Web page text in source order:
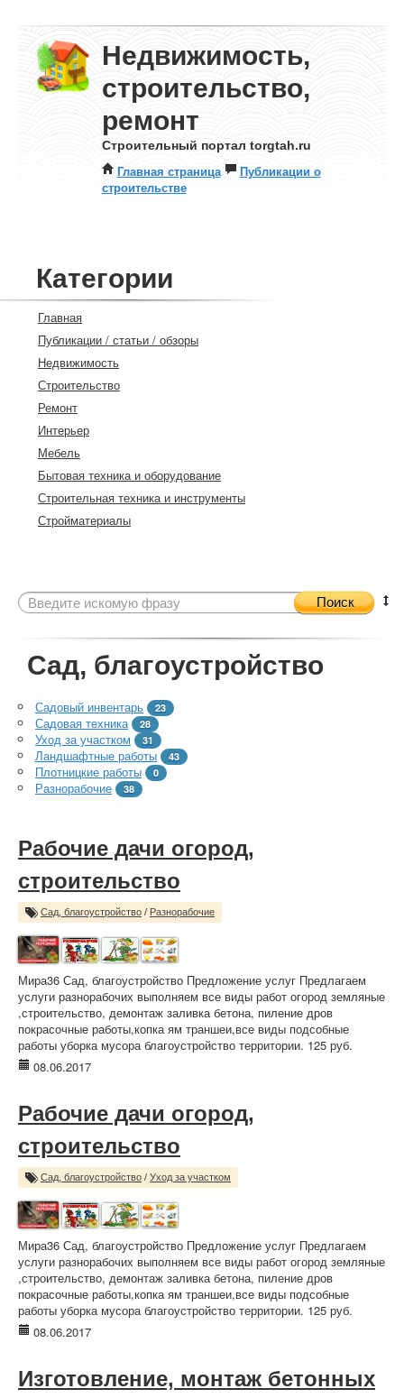
Недвижимость,
строительство,
ремонт
Строительный портал torgtah.ru
Главная страница
Публикации о
строительстве
Категории
Главная
Публикации / статьи / обзоры
Недвижимость
Строительство
Ремонт
Интерьер
Мебель
Бытовая техника и оборудование
Строительная техника и инструменты
Стройматериалы
Поиск
Сад, благоустройство
Садовый инвентарь 23
Садовая техника 28
Уход за участком 31
Ландшафтные работы 43
Плотницкие работы 0
Разнорабочие 38
Рабочие дачи огород,
строительство
Сад, благоустройство / Разнорабочие
Мира36 Сад, благоустройство Предложение услуг Предлагаем
услуги разнорабочих выполняем все виды работ огород земляные
,строительство, демонтаж заливка бетона, пиление дров
покрасочные работы,копка ям траншеи,все виды подсобные
работы уборка мусора благоустройство территории. 125 руб.
08.06.2017
Рабочие дачи огород,
строительство
Сад, благоустройство / Уход за участком
Мира36 Сад, благоустройство Предложение услуг Предлагаем
услуги разнорабочих выполняем все виды работ огород земляные
,строительство, демонтаж заливка бетона, пиление дров
покрасочные работы,копка ям траншеи,все виды подсобные
работы уборка мусора благоустройство территории. 125 руб.
08.06.2017
Изготовление, монтаж бетонных